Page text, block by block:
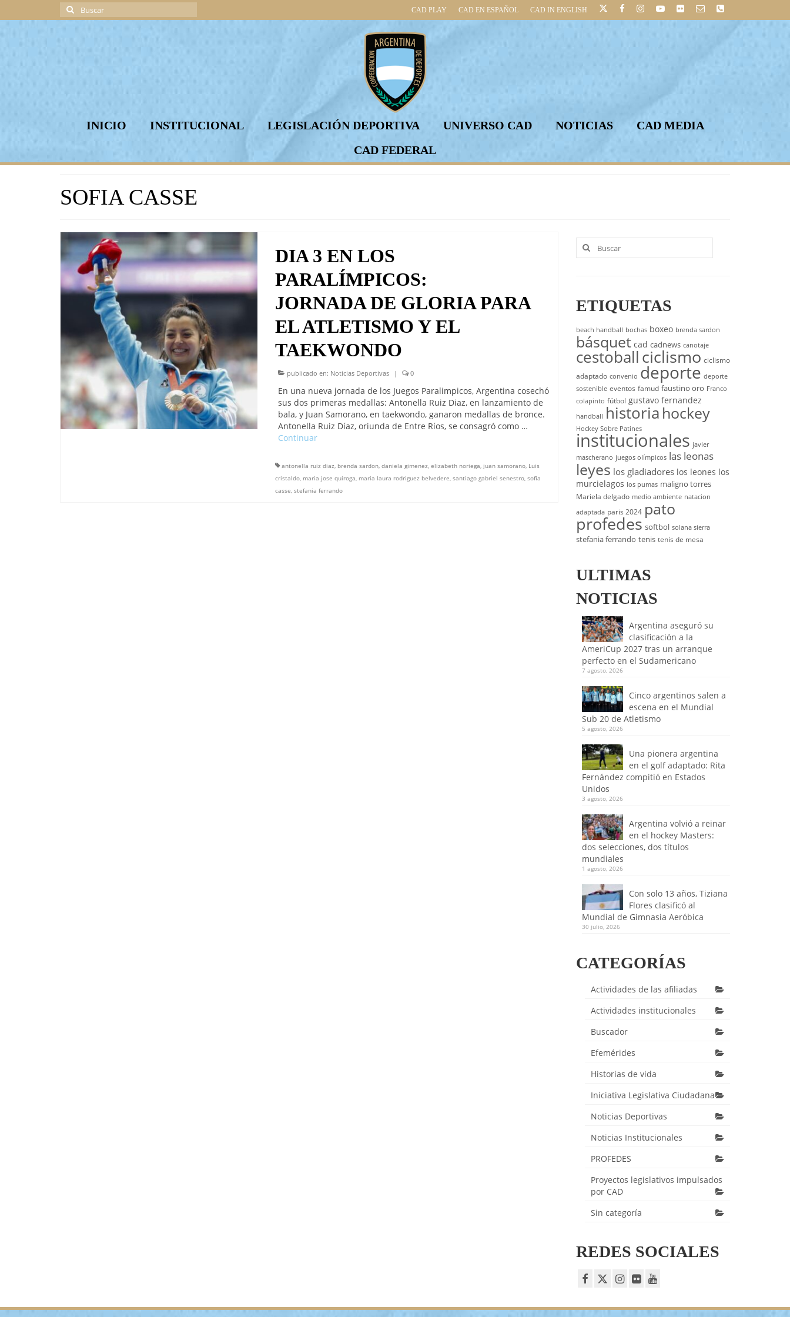
CAD PLAY CAD EN ESPAÑOL CAD IN ENGLISH
Buscar
por:
INICIO INSTITUCIONAL LEGISLACIÓN DEPORTIVA UNIVERSO CAD NOTICIAS
CAD MEDIA
CAD FEDERAL
SOFIA CASSE
DIA 3 EN LOS
PARALÍMPICOS:
JORNADA DE GLORIA PARA
EL ATLETISMO Y EL
TAEKWONDO
publicado en: Noticias Deportivas | 0
En una nueva jornada de los Juegos Paralimpicos, Argentina cosechó
sus dos primeras medallas: Antonella Ruiz Diaz, en lanzamiento de
bala, y Juan Samorano, en taekwondo, ganaron medallas de bronce.
Antonella Ruiz Díaz, oriunda de Entre Ríos, se consagró como …
Continuar
antonella ruiz diaz, brenda sardon, daniela gimenez, elizabeth noriega, juan samorano, Luis
cristaldo, maria jose quiroga, maria laura rodriguez belvedere, santiago gabriel senestro, sofia
casse, stefania ferrando
Buscar
por:
ETIQUETAS
beach handball bochas boxeo brenda sardon
básquet cad cadnews canotaje
cestoballciclismo ciclismo
adaptado convenio deporte deporte
sostenible eventos famud faustino oro Franco
colapinto fútbol gustavo fernandez
handball historia hockey
Hockey Sobre Patines
institucionales javier
mascherano juegos olímpicos las leonas
leyes los gladiadores los leones los
murcielagos los pumas maligno torres
Mariela delgado medio ambiente natacion
adaptada paris 2024 pato
profedes softbol solana sierra
stefania ferrando tenis tenis de mesa
ULTIMAS
NOTICIAS
Argentina aseguró su
clasificación a la
AmeriCup 2027 tras un arranque
perfecto en el Sudamericano
7 agosto, 2026
Cinco argentinos salen a
escena en el Mundial
Sub 20 de Atletismo
5 agosto, 2026
Una pionera argentina
en el golf adaptado: Rita
Fernández compitió en Estados
Unidos
3 agosto, 2026
Argentina volvió a reinar
en el hockey Masters:
dos selecciones, dos títulos
mundiales
1 agosto, 2026
Con solo 13 años, Tiziana
Flores clasificó al
Mundial de Gimnasia Aeróbica
30 julio, 2026
CATEGORÍAS
Actividades de las afiliadas
Actividades institucionales
Buscador
Efemérides
Historias de vida
Iniciativa Legislativa Ciudadana
Noticias Deportivas
Noticias Institucionales
PROFEDES
Proyectos legislativos impulsados
por CAD
Sin categoría
REDES SOCIALES